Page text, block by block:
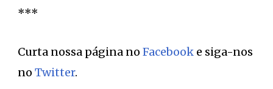
***
Curta nossa página no Facebook e siga-nos
no Twitter.